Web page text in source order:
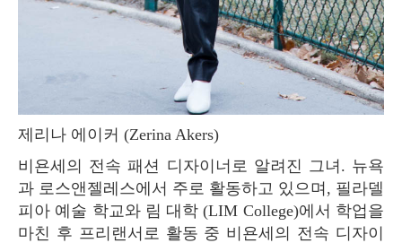
제리나 에이커 (Zerina Akers)
비욘세의 전속 패션 디자이너로 알려진 그녀. 뉴욕
과 로스앤젤레스에서 주로 활동하고 있으며, 필라델
피아 예술 학교와 림 대학 (LIM College)에서 학업을
마친 후 프리랜서로 활동 중 비욘세의 전속 디자이